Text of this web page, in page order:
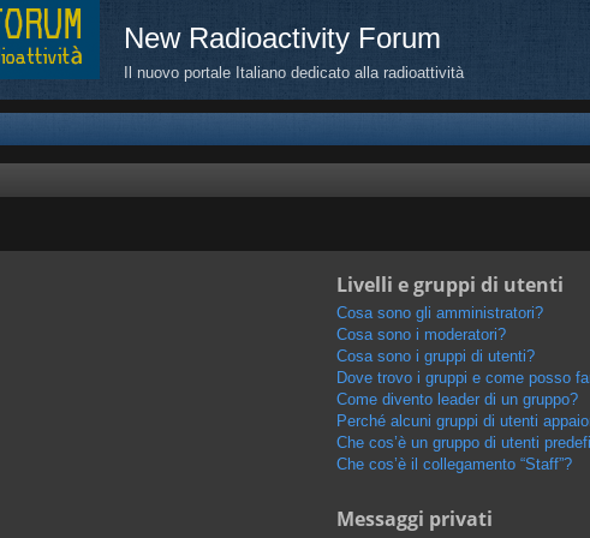
New Radioactivity Forum
Il nuovo portale Italiano dedicato alla radioattività
Livelli e gruppi di utenti
Cosa sono gli amministratori?
Cosa sono i moderatori?
Cosa sono i gruppi di utenti?
Dove trovo i gruppi e come posso
Come divento leader di un gruppo?
Perché alcuni gruppi di utenti
Che cos’è un gruppo di utenti
Che cos’è il collegamento “Staff”?
Messaggi privati